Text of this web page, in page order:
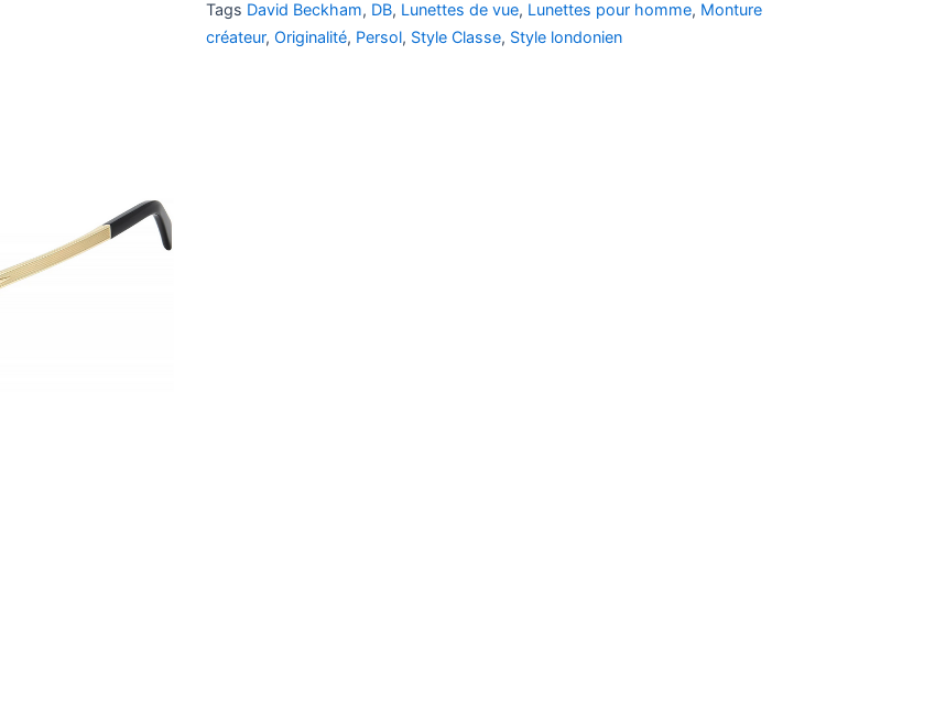
Tags David Beckham, DB, Lunettes de vue, Lunettes pour homme, Monture
créateur, Originalité, Persol, Style Classe, Style londonien